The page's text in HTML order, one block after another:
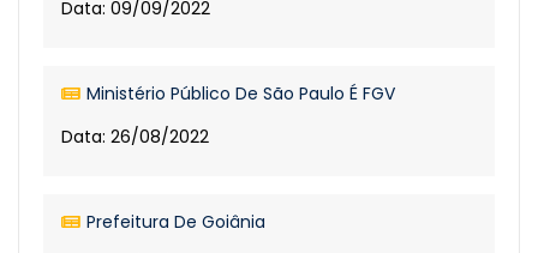
Data: 09/09/2022
Ministério Público De São Paulo É FGV
Data: 26/08/2022
Prefeitura De Goiânia